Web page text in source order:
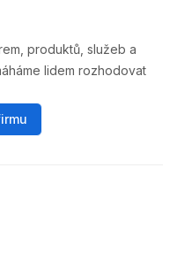
produktů, služeb a
lidem rozhodovat